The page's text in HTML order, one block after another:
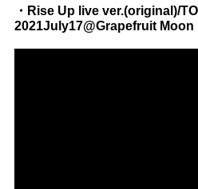
・Rise Up live ver.(original)/
2021July17@Grapefruit Moon